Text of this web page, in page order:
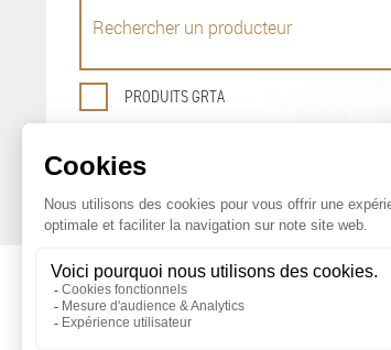
PRODUITS GRTA
OFFICE DE PROMOTION
DES PRODUITS AGRICOLES DE GENÈVE